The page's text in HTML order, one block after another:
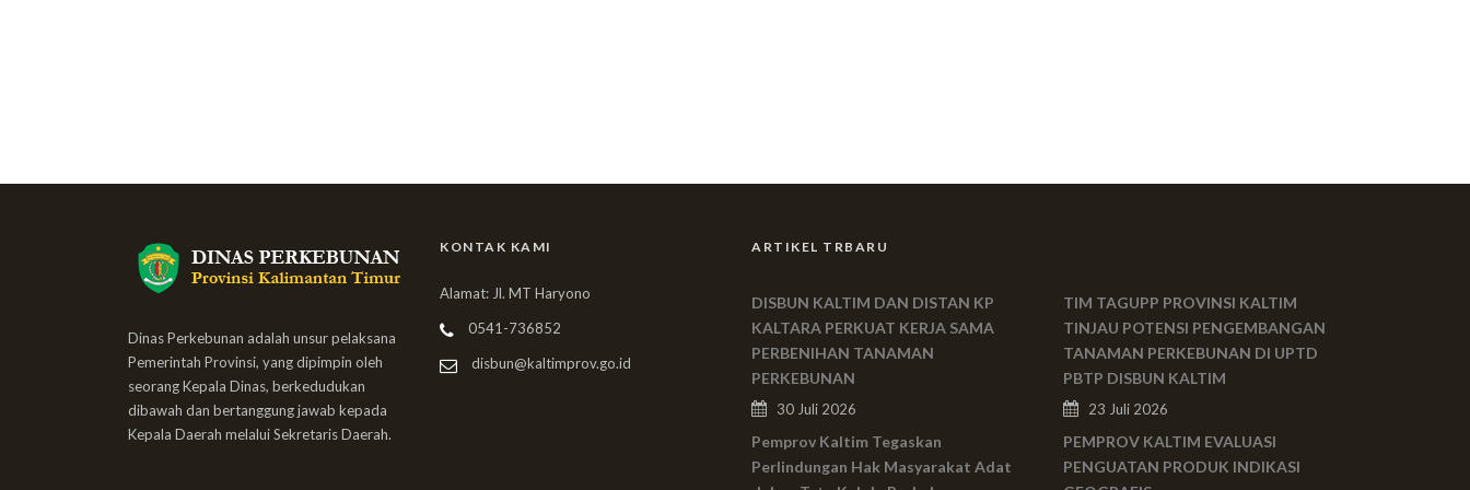
Dinas Perkebunan adalah unsur pelaksana
Pemerintah Provinsi, yang dipimpin oleh
seorang Kepala Dinas, berkedudukan
dibawah dan bertanggung jawab kepada
Kepala Daerah melalui Sekretaris Daerah.
KONTAK KAMI
Alamat: Jl. MT Haryono
0541-736852
disbun@kaltimprov.go.id
ARTIKEL TRBARU
DISBUN KALTIM DAN DISTAN KP
KALTARA PERKUAT KERJA SAMA
PERBENIHAN TANAMAN
PERKEBUNAN
30 Juli 2026
Pemprov Kaltim Tegaskan
Perlindungan Hak Masyarakat Adat
TIM TAGUPP PROVINSI KALTIM
TINJAU POTENSI PENGEMBANGAN
TANAMAN PERKEBUNAN DI UPTD
PBTP DISBUN KALTIM
23 Juli 2026
PEMPROV KALTIM EVALUASI
PENGUATAN PRODUK INDIKASI